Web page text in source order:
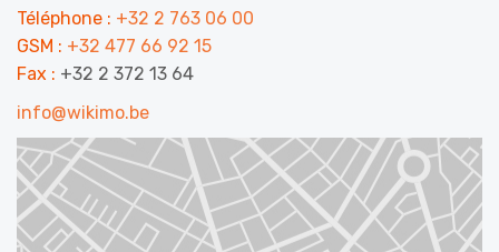
Téléphone : +32 2 763 06 00
GSM : +32 477 66 92 15
Fax : +32 2 372 13 64
info@wikimo.be